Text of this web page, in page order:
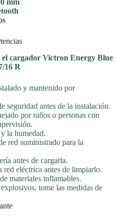
cargador Victron Energy Blue
16 R
y mantenido por
seguridad antes de la instalación.
por niños o personas con
la humedad.
red suministrado para la
antes de cargarla.
red eléctrica antes de limpiarlo.
materiales inflamables.
tome las medidas de